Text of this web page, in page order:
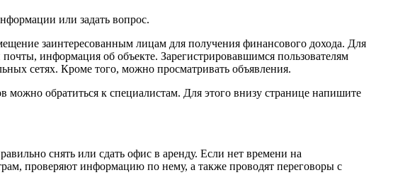
или задать вопрос.
заинтересованным лицам для получения финансового дохода. Для
информация об объекте. Зарегистрировавшимся пользователям
сетях. Кроме того, можно просматривать объявления.
можно обратиться к специалистам. Для этого внизу странице напишите
снять или сдать офис в аренду. Если нет времени на
проверяют информацию по нему, а также проводят переговоры с